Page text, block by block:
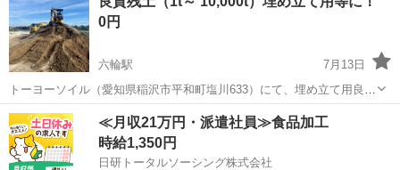
円/1t ※大量購入歓迎！ ※少量をご希望の方もお気軽にご相談くださ
い。 ...
0円
六輪駅
7月13日
トーヨーソイル（愛知県稲沢市平和町塩川633）にて、埋め立て用良質
残土をお譲り致します。 ※最低量：1t～ ※営業時間内に、トラックに
て引取りに来られる方限定です。 ※重機にて積み込みを致します。 ※
過積載は...
愛知 稲沢市 六輪駅 その他 残土
≪月収21万円・派遣社員≫食品加工
時給1,350円
日研トータルソーシング株式会社